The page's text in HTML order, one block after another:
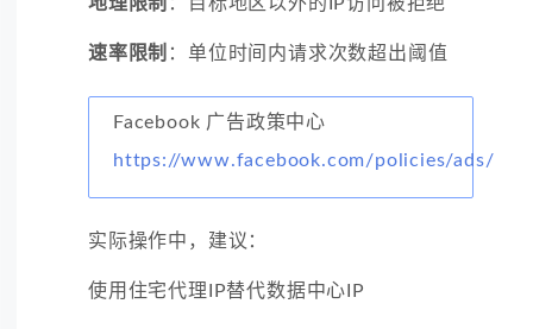
速率限制 ：单位时间内请求次数超出阈值
Facebook 广告政策中心
https://www.facebook.com/policies/ads/
实际操作中，建议：
使用住宅代理IP替代数据中心IP